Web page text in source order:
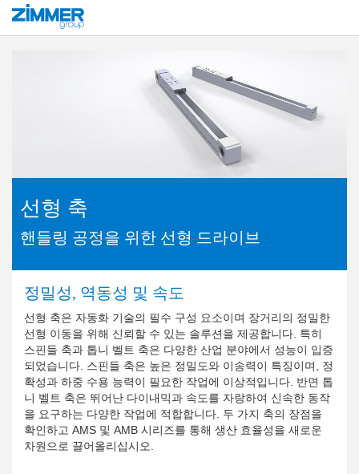
시작 제품
선형 축
핸들링 공정을 위한 선형 드라이브
정밀성, 역동성 및 속도
선형 축은 자동화 기술의 필수 구성 요소이며 장거리의 정밀한
선형 이동을 위해 신뢰할 수 있는 솔루션을 제공합니다. 특히
스핀들 축과 톱니 벨트 축은 다양한 산업 분야에서 성능이 입증
되었습니다. 스핀들 축은 높은 정밀도와 이송력이 특징이며, 정
확성과 하중 수용 능력이 필요한 작업에 이상적입니다. 반면 톱
니 벨트 축은 뛰어난 다이내믹과 속도를 자랑하여 신속한 동작
을 요구하는 다양한 작업에 적합합니다. 두 가지 축의 장점을
확인하고 AMS 및 AMB 시리즈를 통해 생산 효율성을 새로운
차원으로 끌어올리십시오.